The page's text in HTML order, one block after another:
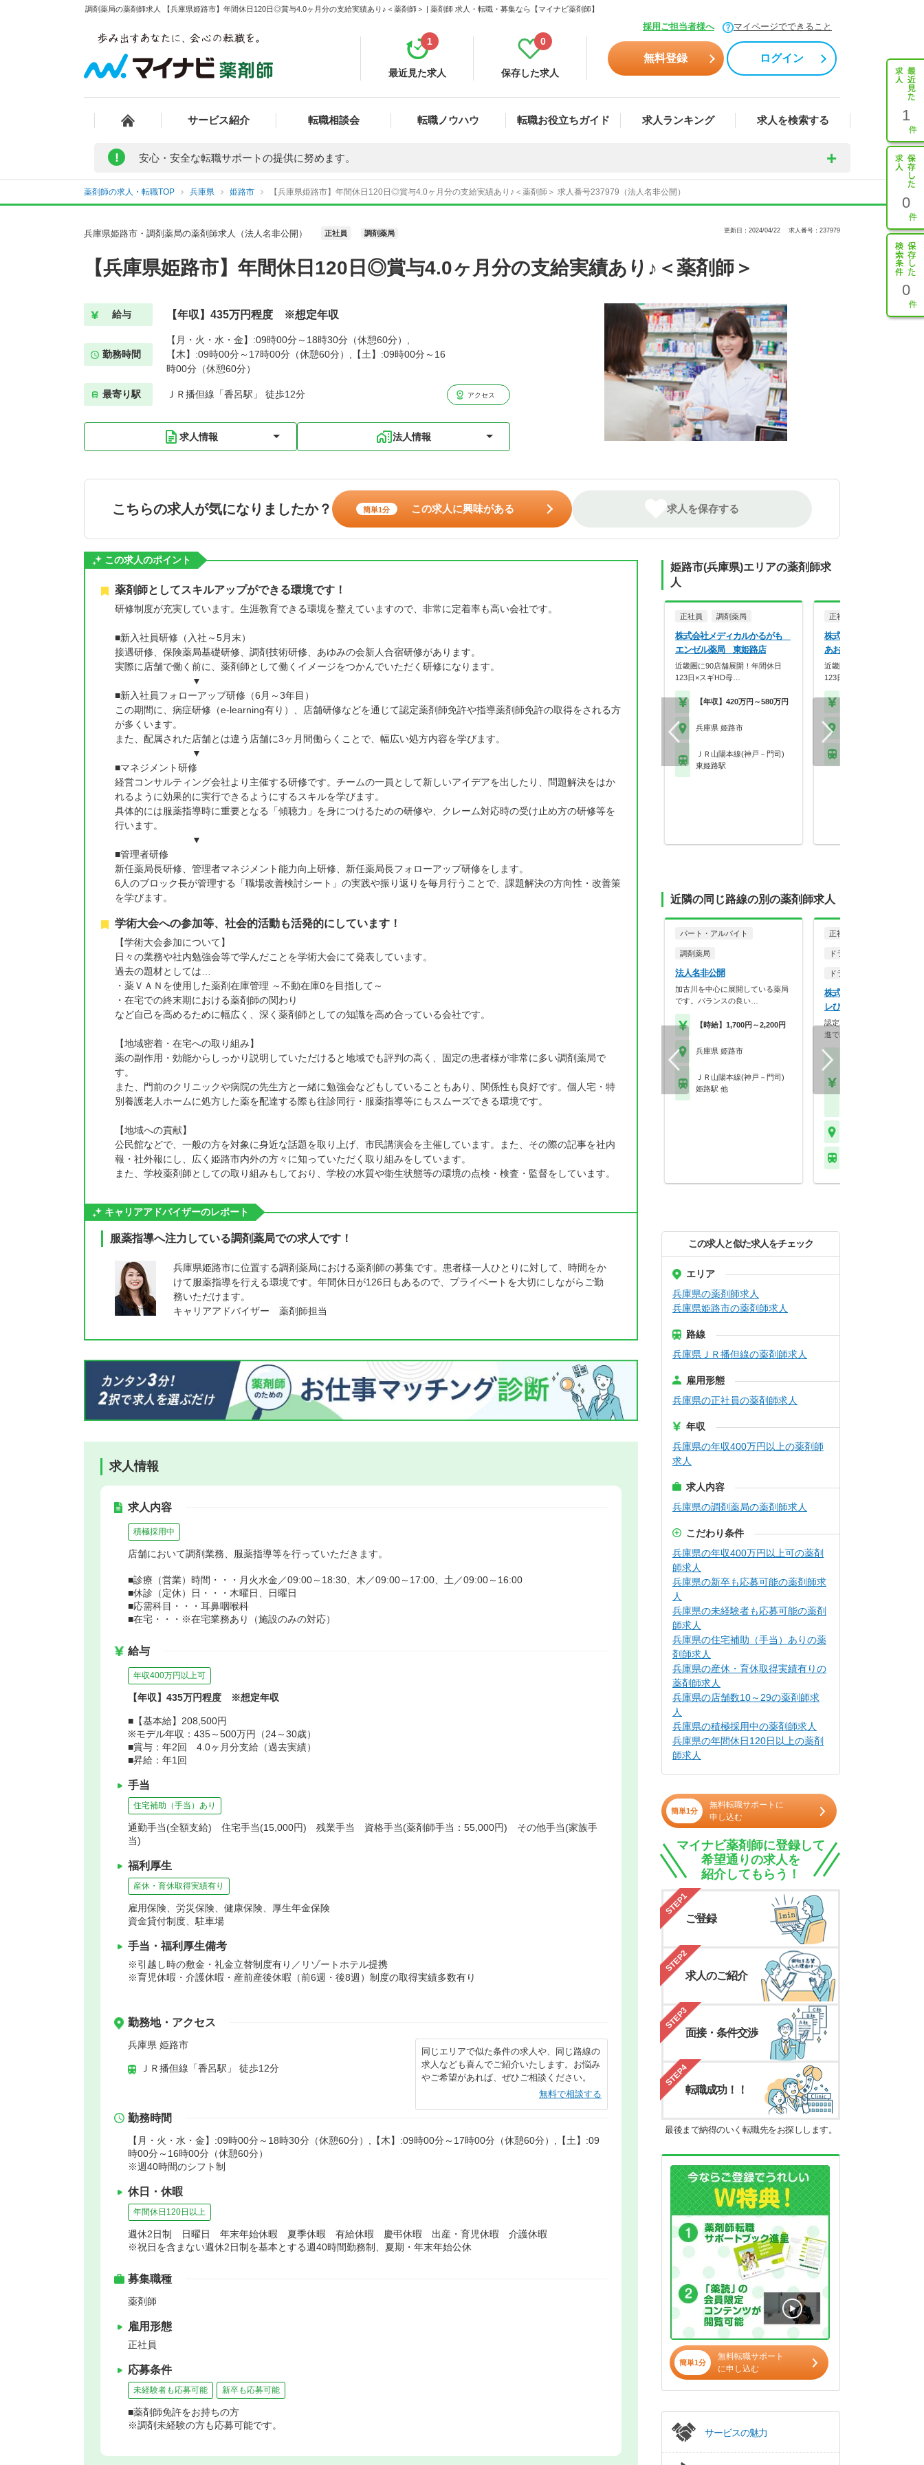
調剤薬局の薬剤師求人 【兵庫県姫路市】年間休日120日◎賞与4.0ヶ月分の支給実績あり♪＜薬剤師＞ | 薬剤師 求人・転職・募集なら【マイナビ薬剤師】
採用ご担当者様へ マイページでできること
最近見た求人
1
保存した求人
0
無料登録 ログイン
サービス紹介 転職相談会 転職ノウハウ 転職お役立ちガイド 求人ランキング 求人を検索する 1
0
0
! 安心・安全な転職サポートの提供に努めます。
薬剤師の求人・転職TOP 兵庫県 姫路市 【兵庫県姫路市】年間休日120日◎賞与4.0ヶ月分の支給実績あり♪＜薬剤師＞ 求人番号237979（法人名非公開）
兵庫県姫路市・調剤薬局の薬剤師求人（法人名非公開） 正社員 調剤薬局 更新日：2024/04/22 求人番号：237979
【兵庫県姫路市】年間休日120日◎賞与4.0ヶ月分の支給実績あり♪＜薬剤師＞
給与 【年収】435万円程度 ※想定年収
勤務時間
【月・火・水・金】:09時00分～18時30分（休憩60分）,
【木】:09時00分～17時00分（休憩60分）,【土】:09時00分～16
時00分（休憩60分）
最寄り駅 ＪＲ播但線「香呂駅」 徒歩12分 アクセス
求人情報 法人情報
こちらの求人が気になりましたか？ 簡単1分 この求人に興味がある 求人を保存する
この求人のポイント
薬剤師としてスキルアップができる環境です！
研修制度が充実しています。生涯教育できる環境を整えていますので、非常に定着率も高い会社です。
■新入社員研修（入社～5月末）
接遇研修、保険薬局基礎研修、調剤技術研修、あゆみの会新人合宿研修があります。
実際に店舗で働く前に、薬剤師として働くイメージをつかんでいただく研修になります。
▼
■新入社員フォローアップ研修（6月～3年目）
この期間に、病症研修（e-learning有り）、店舗研修などを通じて認定薬剤師免許や指導薬剤師免許の取得をされる方
が多くいます。
また、配属された店舗とは違う店舗に3ヶ月間働らくことで、幅広い処方内容を学びます。
▼
■マネジメント研修
経営コンサルティング会社より主催する研修です。チームの一員として新しいアイデアを出したり、問題解決をはか
れるように効果的に実行できるようにするスキルを学びます。
具体的には服薬指導時に重要となる「傾聴力」を身につけるための研修や、クレーム対応時の受け止め方の研修等を
行います。
▼
■管理者研修
新任薬局長研修、管理者マネジメント能力向上研修、新任薬局長フォローアップ研修をします。
6人のブロック長が管理する「職場改善検討シート」の実践や振り返りを毎月行うことで、課題解決の方向性・改善策
を学びます。
学術大会への参加等、社会的活動も活発的にしています！
【学術大会参加について】
日々の業務や社内勉強会等で学んだことを学術大会にて発表しています。
過去の題材としては…
・薬ＶＡＮを使用した薬剤在庫管理 ～不動在庫0を目指して～
・在宅での終末期における薬剤師の関わり
など自己を高めるために幅広く、深く薬剤師としての知識を高め合っている会社です。
【地域密着・在宅への取り組み】
薬の副作用・効能からしっかり説明していただけると地域でも評判の高く、固定の患者様が非常に多い調剤薬局で
す。
また、門前のクリニックや病院の先生方と一緒に勉強会などもしていることもあり、関係性も良好です。個人宅・特
別養護老人ホームに処方した薬を配達する際も往診同行・服薬指導等にもスムーズできる環境です。
【地域への貢献】
公民館などで、一般の方を対象に身近な話題を取り上げ、市民講演会を主催しています。また、その際の記事を社内
報・社外報にし、広く姫路市内外の方々に知っていただく取り組みをしています。
また、学校薬剤師としての取り組みもしており、学校の水質や衛生状態等の環境の点検・検査・監督をしています。
キャリアアドバイザーのレポート
服薬指導へ注力している調剤薬局での求人です！
兵庫県姫路市に位置する調剤薬局における薬剤師の募集です。患者様一人ひとりに対して、時間をか
けて服薬指導を行える環境です。年間休日が126日もあるので、プライベートを大切にしながらご勤
務いただけます。
キャリアアドバイザー 薬剤師担当
求人情報
求人内容
積極採用中
店舗において調剤業務、服薬指導等を行っていただきます。
■診療（営業）時間・・・月火水金／09:00～18:30、木／09:00～17:00、土／09:00～16:00
■休診（定休）日・・・木曜日、日曜日
■応需科目・・・耳鼻咽喉科
■在宅・・・※在宅業務あり（施設のみの対応）
給与
年収400万円以上可
【年収】435万円程度 ※想定年収
■【基本給】208,500円
※モデル年収：435～500万円（24～30歳）
■賞与：年2回 4.0ヶ月分支給（過去実績）
■昇給：年1回
手当
住宅補助（手当）あり
通勤手当(全額支給) 住宅手当(15,000円) 残業手当 資格手当(薬剤師手当：55,000円) その他手当(家族手
当)
福利厚生
産休・育休取得実績有り
雇用保険、労災保険、健康保険、厚生年金保険
資金貸付制度、駐車場
手当・福利厚生備考
※引越し時の敷金・礼金立替制度有り／リゾートホテル提携
※育児休暇・介護休暇・産前産後休暇（前6週・後8週）制度の取得実績多数有り
勤務地・アクセス
兵庫県 姫路市
ＪＲ播但線「香呂駅」 徒歩12分
同じエリアで似た条件の求人や、同じ路線の
求人なども喜んでご紹介いたします。お悩み
やご希望があれば、ぜひご相談ください。
無料で相談する
勤務時間
【月・火・水・金】:09時00分～18時30分（休憩60分）,【木】:09時00分～17時00分（休憩60分）,【土】:09
時00分～16時00分（休憩60分）
※週40時間のシフト制
休日・休暇
年間休日120日以上
週休2日制 日曜日 年末年始休暇 夏季休暇 有給休暇 慶弔休暇 出産・育児休暇 介護休暇
※祝日を含まない週休2日制を基本とする週40時間勤務制、夏期・年末年始公休
募集職種
薬剤師
雇用形態
正社員
応募条件
未経験者も応募可能 新卒も応募可能
■薬剤師免許をお持ちの方
※調剤未経験の方も応募可能です。
姫路市(兵庫県)エリアの薬剤師求
人
正社員 調剤薬局
株式会社メディカルかるがも
エンゼル薬局 東姫路店
近畿圏に90店舗展開！年間休日
123日×スギHD母…
【年収】420万円～580万円
兵庫県 姫路市
ＪＲ山陽本線(神戸－門司)
東姫路駅
正社員
株式会社メディカルかる
あおぞら薬局
近畿圏に90店舗展開！年間
123日×スギHD母…
近隣の同じ路線の別の薬剤師求人
パート・アルバイト
調剤薬局
法人名非公開
加古川を中心に展開している薬局
です。バランスの良い…
【時給】1,700円～2,200円
兵庫県 姫路市
ＪＲ山陽本線(神戸－門司)
姫路駅 他
正社員
ドラッグストア（調剤併設
ドラッグストア（OTCのみ
株式会社ププレひまわり
レひまわり薬局 香寺店
認定薬剤師単位も社内取得！
進で相談しやすい環…
この求人と似た求人をチェック
エリア
兵庫県の薬剤師求人
兵庫県姫路市の薬剤師求人
路線
兵庫県ＪＲ播但線の薬剤師求人
雇用形態
兵庫県の正社員の薬剤師求人
年収
兵庫県の年収400万円以上の薬剤師
求人
求人内容
兵庫県の調剤薬局の薬剤師求人
こだわり条件
兵庫県の年収400万円以上可の薬剤
師求人
兵庫県の新卒も応募可能の薬剤師求
人
兵庫県の未経験者も応募可能の薬剤
師求人
兵庫県の住宅補助（手当）ありの薬
剤師求人
兵庫県の産休・育休取得実績有りの
薬剤師求人
兵庫県の店舗数10～29の薬剤師求
人
兵庫県の積極採用中の薬剤師求人
兵庫県の年間休日120日以上の薬剤
師求人
簡単1分
無料転職サポートに
申し込む
マイナビ薬剤師に登録して
希望通りの求人を
紹介してもらう！
STEP1
ご登録
STEP2
求人のご紹介
STEP3
面接・条件交渉
STEP4
転職成功！！
最後まで納得のいく転職先をお探しします。
簡単1分
無料転職サポート
に申し込む
サービスの魅力